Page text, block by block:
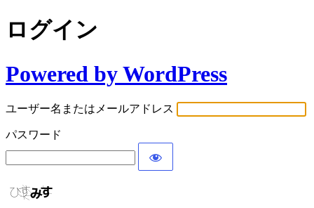
ログイン
Powered by WordPress
ユーザー名またはメールアドレス
パスワード